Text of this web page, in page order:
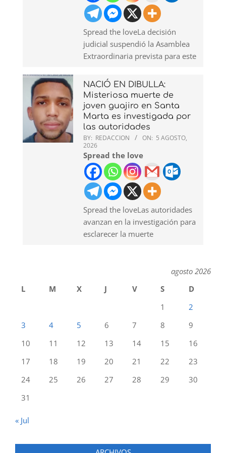
Spread the loveLa decisión
judicial suspendió la Asamblea
Extraordinaria prevista para este
NACIÓ EN DIBULLA:
Misteriosa muerte de
joven guajiro en Santa
Marta es investigada por
las autoridades
BY: REDACCION ON: 5 AGOSTO,
2026
Spread the love
Spread the loveLas autoridades
avanzan en la investigación para
esclarecer la muerte
agosto 2026
L
M X J V S
D
1
2
3
4 5 6 7 8
9
10
11 12 13 14 15
16
17
18 19 20 21 22
23
24
25 26 27 28 29
30
31
« Jul